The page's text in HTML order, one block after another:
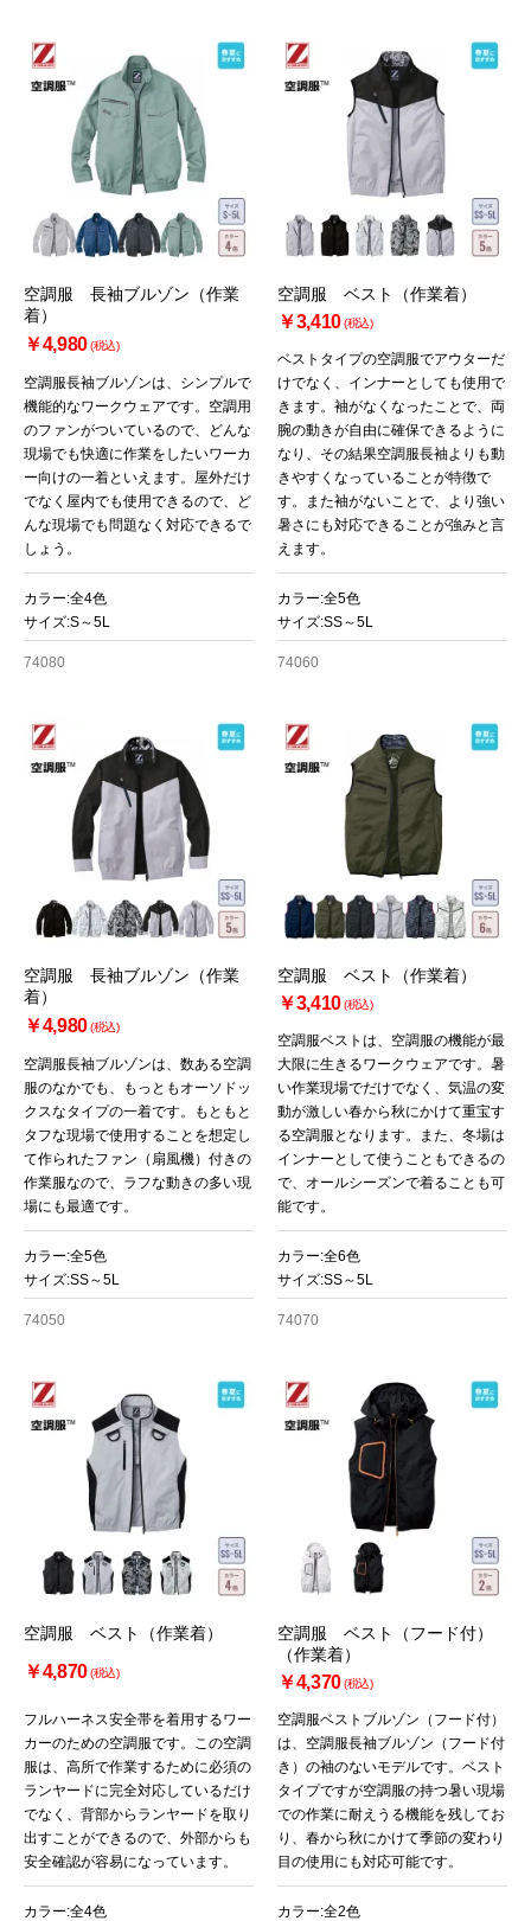
空調服 長袖ブルゾン（作業
着）
￥4,980(税込)
空調服長袖ブルゾンは、シンプルで
機能的なワークウェアです。空調用
のファンがついているので、どんな
現場でも快適に作業をしたいワーカ
ー向けの一着といえます。屋外だけ
でなく屋内でも使用できるので、ど
んな現場でも問題なく対応できるで
しょう。
カラー:全4色
サイズ:S～5L
74080
空調服 ベスト（作業着）
￥3,410(税込)
ベストタイプの空調服でアウターだ
けでなく、インナーとしても使用で
きます。袖がなくなったことで、両
腕の動きが自由に確保できるように
なり、その結果空調服長袖よりも動
きやすくなっていることが特徴で
す。また袖がないことで、より強い
暑さにも対応できることが強みと言
えます。
カラー:全5色
サイズ:SS～5L
74060
空調服 長袖ブルゾン（作業
着）
￥4,980(税込)
空調服長袖ブルゾンは、数ある空調
服のなかでも、もっともオーソドッ
クスなタイプの一着です。もともと
タフな現場で使用することを想定し
て作られたファン（扇風機）付きの
作業服なので、ラフな動きの多い現
場にも最適です。
カラー:全5色
サイズ:SS～5L
74050
空調服 ベスト（作業着）
￥3,410(税込)
空調服ベストは、空調服の機能が最
大限に生きるワークウェアです。暑
い作業現場でだけでなく、気温の変
動が激しい春から秋にかけて重宝す
る空調服となります。また、冬場は
インナーとして使うこともできるの
で、オールシーズンで着ることも可
能です。
カラー:全6色
サイズ:SS～5L
74070
空調服 ベスト（作業着）
￥4,870(税込)
フルハーネス安全帯を着用するワー
カーのための空調服です。この空調
服は、高所で作業するために必須の
ランヤードに完全対応しているだけ
でなく、背部からランヤードを取り
出すことができるので、外部からも
安全確認が容易になっています。
カラー:全4色
空調服 ベスト（フード付）
（作業着）
￥4,370(税込)
空調服ベストブルゾン（フード付）
は、空調服長袖ブルゾン（フード付
き）の袖のないモデルです。ベスト
タイプですが空調服の持つ暑い現場
での作業に耐えうる機能を残してお
り、春から秋にかけて季節の変わり
目の使用にも対応可能です。
カラー:全2色